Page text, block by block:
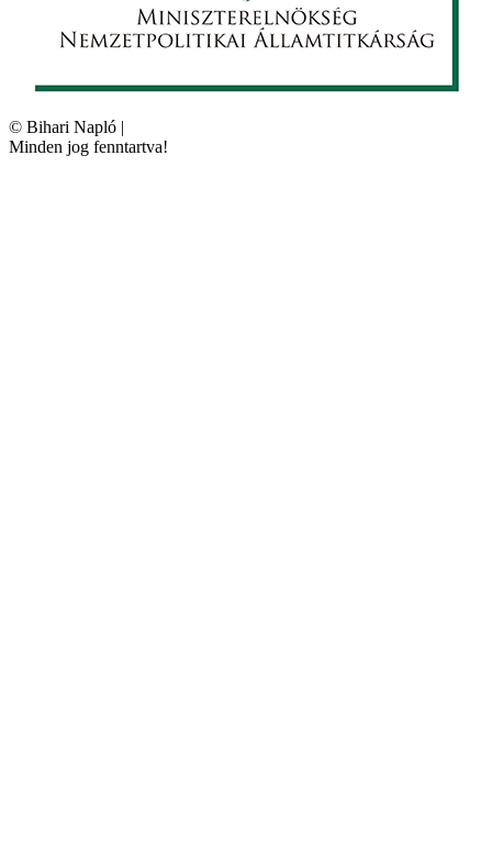
© Bihari Napló |
Minden jog fenntartva!